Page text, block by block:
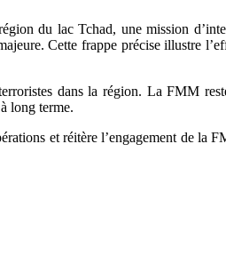
du lac Tchad, une mission
Cette frappe précise illustre
dans la région. La FMM
long terme.
et réitère l’engagement de la